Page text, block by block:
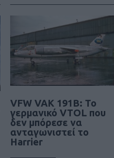
VFW VAK 191B: Το
γερμανικό VTOL που
δεν μπόρεσε να
ανταγωνιστεί το
Harrier